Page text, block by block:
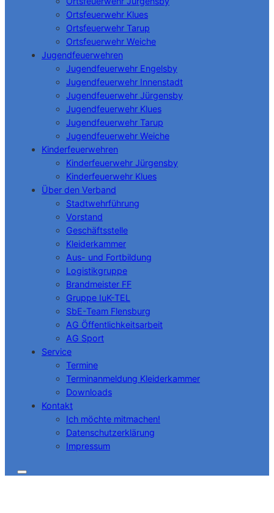
Ortsfeuerwehr Klues
Ortsfeuerwehr Tarup
Ortsfeuerwehr Weiche
Jugendfeuerwehren
Jugendfeuerwehr Engelsby
Jugendfeuerwehr Innenstadt
Jugendfeuerwehr Jürgensby
Jugendfeuerwehr Klues
Jugendfeuerwehr Tarup
Jugendfeuerwehr Weiche
Kinderfeuerwehren
Kinderfeuerwehr Jürgensby
Kinderfeuerwehr Klues
Über den Verband
Stadtwehrführung
Vorstand
Geschäftsstelle
Kleiderkammer
Aus- und Fortbildung
Logistikgruppe
Brandmeister FF
Gruppe IuK-TEL
SbE-Team Flensburg
AG Öffentlichkeitsarbeit
AG Sport
Service
Termine
Terminanmeldung Kleiderkammer
Downloads
Kontakt
Ich möchte mitmachen!
Datenschutzerklärung
Impressum